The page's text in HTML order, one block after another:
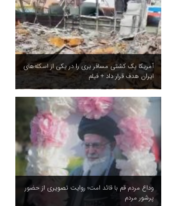
آمریکا یک کشتی مسافر بری را در یکی از اسکله‌های
ایران هدف قرار داد + فیلم
وداع مردم قم با قائد امت؛ روایت تصویری از حضور
پرشور مردم